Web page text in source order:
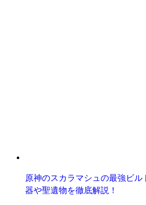
原神のスカラマシュの最強ビ
器や聖遺物を徹底解説！